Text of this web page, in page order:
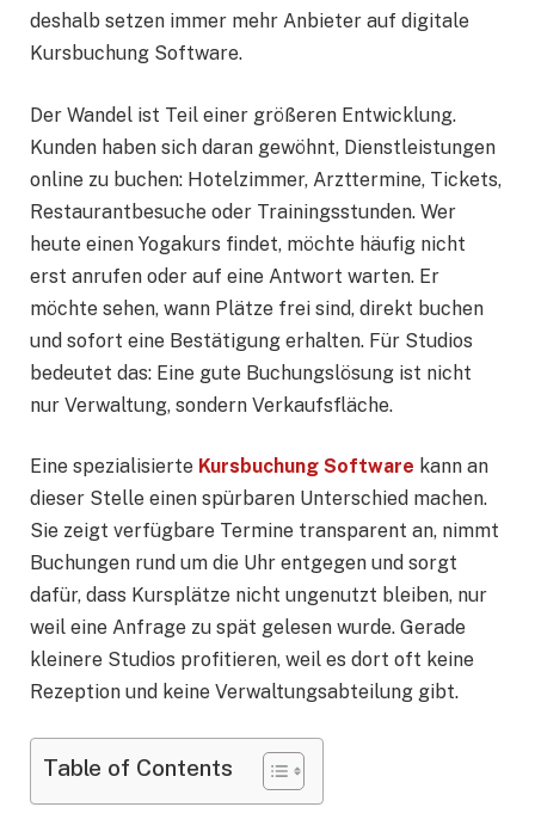
deshalb setzen immer mehr Anbieter auf digitale
Kursbuchung Software.
Der Wandel ist Teil einer größeren Entwicklung.
Kunden haben sich daran gewöhnt, Dienstleistungen
online zu buchen: Hotelzimmer, Arzttermine, Tickets,
Restaurantbesuche oder Trainingsstunden. Wer
heute einen Yogakurs findet, möchte häufig nicht
erst anrufen oder auf eine Antwort warten. Er
möchte sehen, wann Plätze frei sind, direkt buchen
und sofort eine Bestätigung erhalten. Für Studios
bedeutet das: Eine gute Buchungslösung ist nicht
nur Verwaltung, sondern Verkaufsfläche.
Eine spezialisierte Kursbuchung Software kann an
dieser Stelle einen spürbaren Unterschied machen.
Sie zeigt verfügbare Termine transparent an, nimmt
Buchungen rund um die Uhr entgegen und sorgt
dafür, dass Kursplätze nicht ungenutzt bleiben, nur
weil eine Anfrage zu spät gelesen wurde. Gerade
kleinere Studios profitieren, weil es dort oft keine
Rezeption und keine Verwaltungsabteilung gibt.
Table of Contents